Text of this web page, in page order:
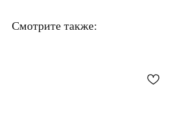
Смотрите также: